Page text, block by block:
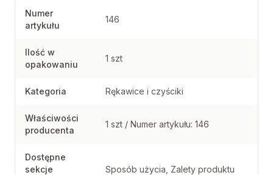
Numer
artykułu
146
Ilość w
opakowaniu
1 szt
Kategoria Rękawice i czyściki
Właściwości
producenta
1 szt / Numer artykułu: 146
Dostępne
sekcje
Sposób użycia, Zalety produktu